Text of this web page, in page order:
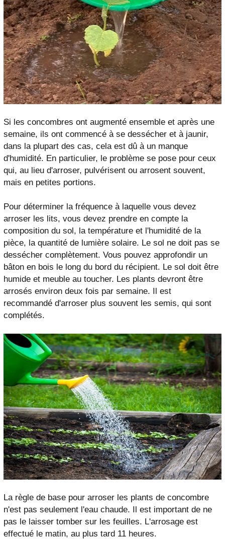
Si les concombres ont augmenté ensemble et après une
semaine, ils ont commencé à se dessécher et à jaunir,
dans la plupart des cas, cela est dû à un manque
d'humidité. En particulier, le problème se pose pour ceux
qui, au lieu d'arroser, pulvérisent ou arrosent souvent,
mais en petites portions.
Pour déterminer la fréquence à laquelle vous devez
arroser les lits, vous devez prendre en compte la
composition du sol, la température et l'humidité de la
pièce, la quantité de lumière solaire. Le sol ne doit pas se
dessécher complètement. Vous pouvez approfondir un
bâton en bois le long du bord du récipient. Le sol doit être
humide et meuble au toucher. Les plants devront être
arrosés environ deux fois par semaine. Il est
recommandé d'arroser plus souvent les semis, qui sont
complétés.
La règle de base pour arroser les plants de concombre
n'est pas seulement l'eau chaude. Il est important de ne
pas le laisser tomber sur les feuilles. L'arrosage est
effectué le matin, au plus tard 11 heures.